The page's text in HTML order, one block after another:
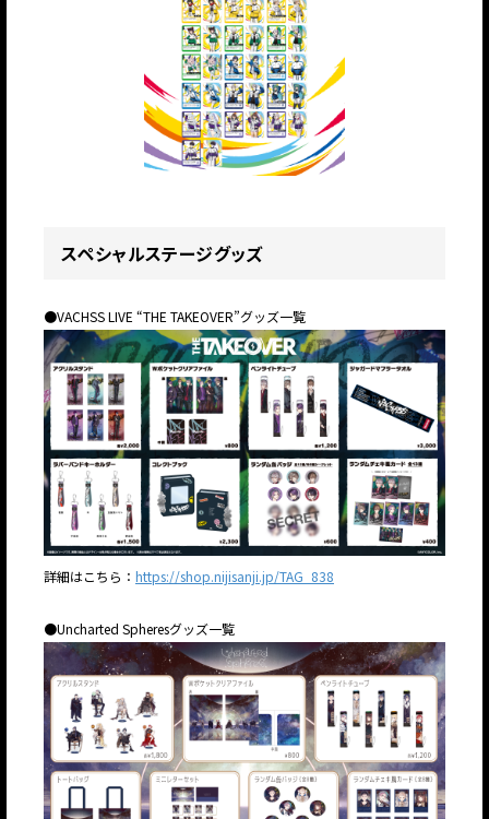
スペシャルステージグッズ
●VACHSS LIVE “THE TAKEOVER”グッズ一覧
詳細はこちら： https://shop.nijisanji.jp/TAG_838
●Uncharted Spheresグッズ一覧